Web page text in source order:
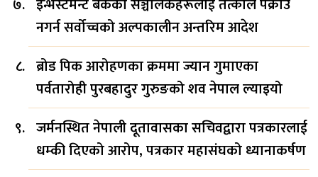
इन्भेस्टमेन्ट बैंकका सञ्चालकहरूलाई तत्काल पक्राउ
नगर्न सर्वोच्चको अल्पकालीन अन्तरिम आदेश
ब्रोड पिक आरोहणका क्रममा ज्यान गुमाएका
पर्वतारोही पुरबहादुर गुरुङको शव नेपाल ल्याइयो
जर्मनस्थित नेपाली दूतावासका सचिवद्वारा पत्रकारलाई
धम्की दिएको आरोप, पत्रकार महासंघको ध्यानाकर्षण